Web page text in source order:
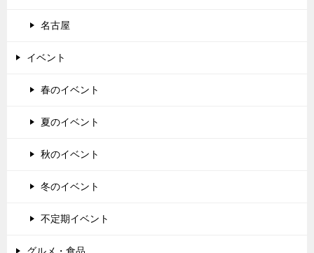
名古屋
イベント
春のイベント
夏のイベント
秋のイベント
冬のイベント
不定期イベント